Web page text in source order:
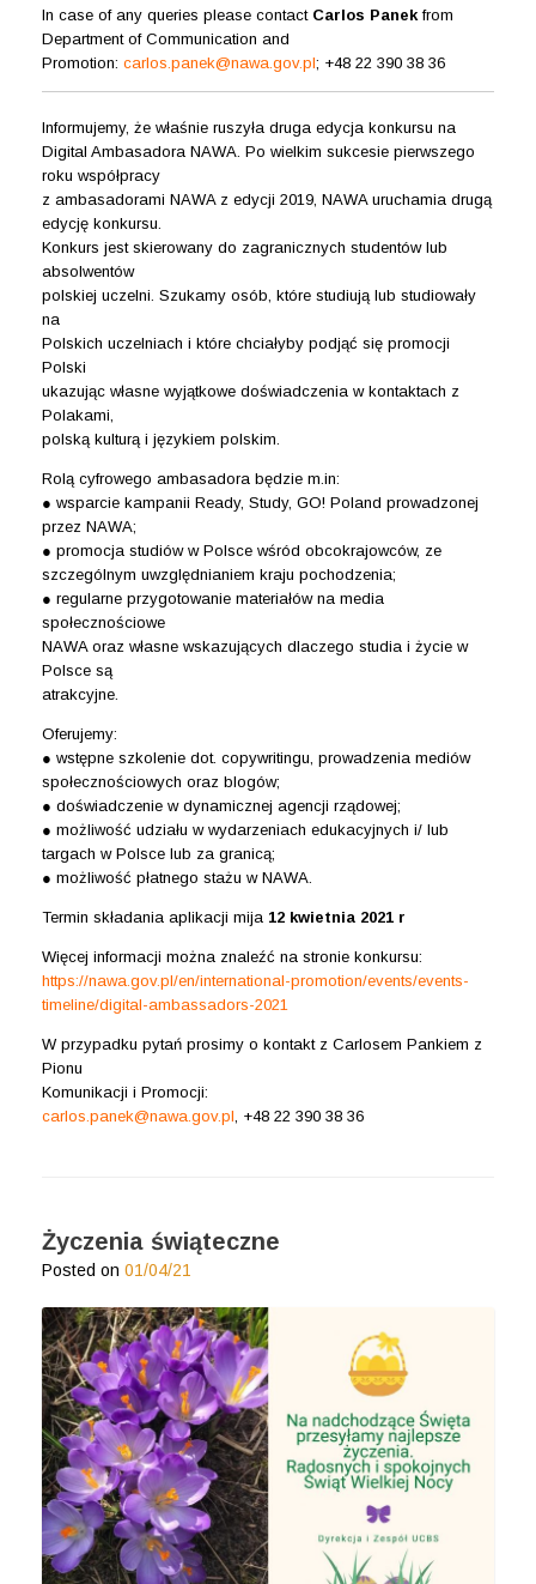
In case of any queries please contact Carlos Panekfrom
Department of Communication and
Promotion: carlos.panek@nawa.gov.pl; +48 22 390 38 36
Informujemy, że właśnie ruszyła druga edycja konkursu na
Digital Ambasadora NAWA. Po wielkim sukcesie pierwszego
roku współpracy
z ambasadorami NAWA z edycji 2019, NAWA uruchamia drugą
edycję konkursu.
Konkurs jest skierowany do zagranicznych studentów lub
absolwentów
polskiej uczelni. Szukamy osób, które studiują lub studiowały
na
Polskich uczelniach i które chciałyby podjąć się promocji
Polski
ukazując własne wyjątkowe doświadczenia w kontaktach z
Polakami,
polską kulturą i językiem polskim.
Rolą cyfrowego ambasadora będzie m.in:
● wsparcie kampanii Ready, Study, GO! Poland prowadzonej
przez NAWA;
● promocja studiów w Polsce wśród obcokrajowców, ze
szczególnym uwzględnianiem kraju pochodzenia;
● regularne przygotowanie materiałów na media
społecznościowe
NAWA oraz własne wskazujących dlaczego studia i życie w
Polsce są
atrakcyjne.
Oferujemy:
● wstępne szkolenie dot. copywritingu, prowadzenia mediów
społecznościowych oraz blogów;
● doświadczenie w dynamicznej agencji rządowej;
● możliwość udziału w wydarzeniach edukacyjnych i/ lub
targach w Polsce lub za granicą;
● możliwość płatnego stażu w NAWA.
Termin składania aplikacji mija 12 kwietnia 2021 r
Więcej informacji można znaleźć na stronie konkursu:
https://nawa.gov.pl/en/international-promotion/events/events-
timeline/digital-ambassadors-2021
W przypadku pytań prosimy o kontakt z Carlosem Pankiem z
Pionu
Komunikacji i Promocji:
carlos.panek@nawa.gov.pl , +48 22 390 38 36
Życzenia świąteczne
Posted on 01/04/21